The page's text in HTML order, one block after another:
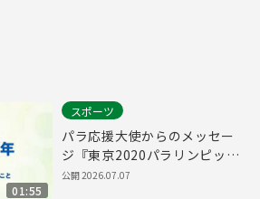
01:55
スポーツ
パラ応援大使からのメッセー
ジ『東京2020パラリンピック
５周年 ー東京2020大会以
公開2026.07.07